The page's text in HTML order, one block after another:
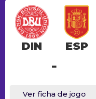
DIN ESP
-
Ver ficha de jogo